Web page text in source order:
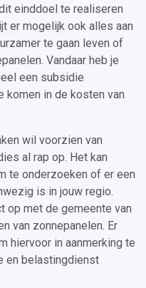
einddoel te realiseren
er mogelijk ook alles aan
te gaan leven of
Vandaar heb je
een subsidie
komen in de kosten van
wil voorzien van
al rap op. Het kan
te onderzoeken of er een
is in jouw regio.
op met de gemeente van
van zonnepanelen. Er
hiervoor in aanmerking te
en belastingdienst